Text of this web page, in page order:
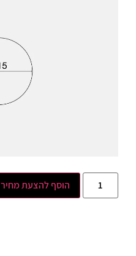
הוסף להצעת מחיר